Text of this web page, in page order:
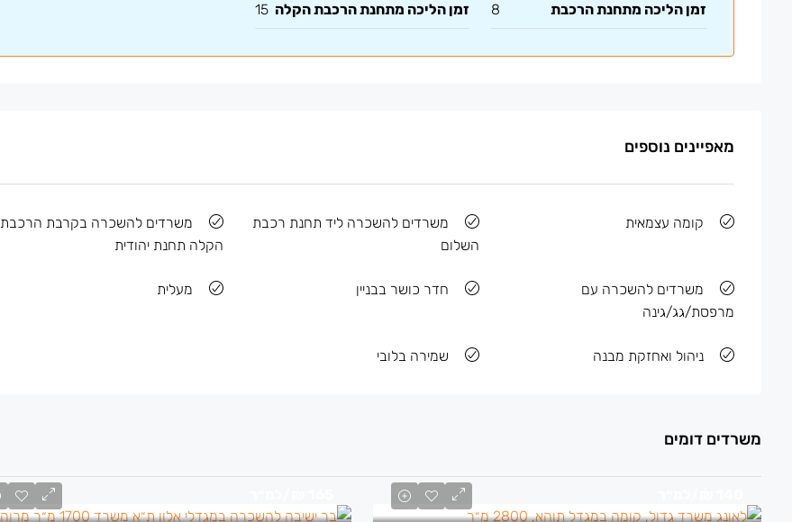
זמן הליכה מתחנת הרכבת 8 זמן הליכה מתחנת הרכבת הקלה 15
מאפיינים נוספים
קומה עצמאית
משרדים להשכרה ליד תחנת רכבת
השלום
משרדים להשכרה בקרבת הרכבת
הקלה תחנת יהודית
משרדים להשכרה עם
מרפסת/גג/גינה
חדר כושר בבניין מעלית
ניהול ואחזקת מבנה שמירה בלובי
משרדים דומים